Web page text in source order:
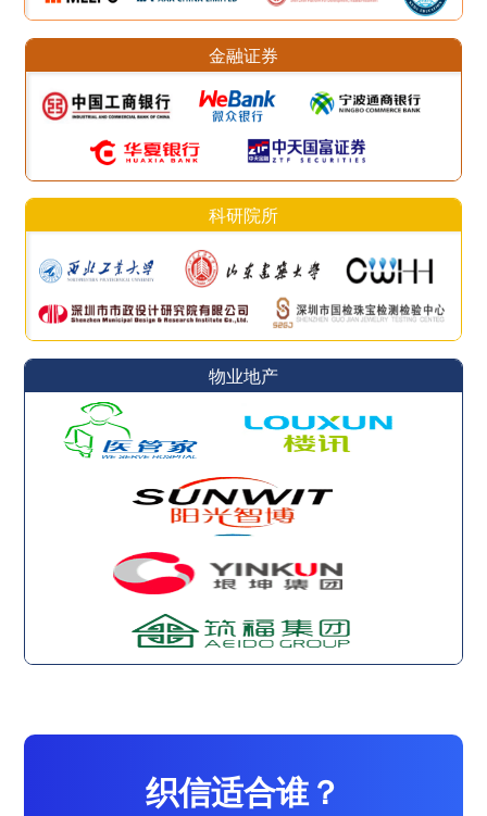
金融证券
科研院所
物业地产
织信适合谁？